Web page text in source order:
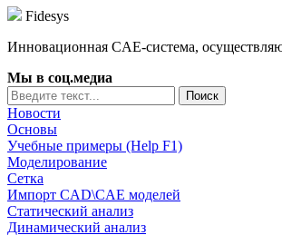
Fidesys
Инновационная CAE-система,
Мы в соц.медиа
Новости
Основы
Учебные примеры (Help F1)
Моделирование
Сетка
Импорт CAD\CAE моделей
Статический анализ
Динамический анализ